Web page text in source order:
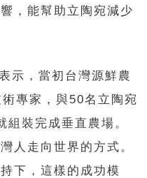
，能幫助立陶宛減少
示，當初台灣源鮮農
專家，與50名立陶宛
組裝完成垂直農場。
人走向世界的方式。
下，這樣的成功模